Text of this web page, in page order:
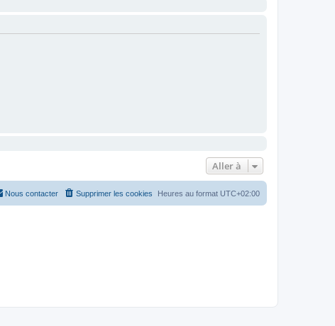
Aller à
Heures au format UTC+02:00
Supprimer les cookies
Nous contacter